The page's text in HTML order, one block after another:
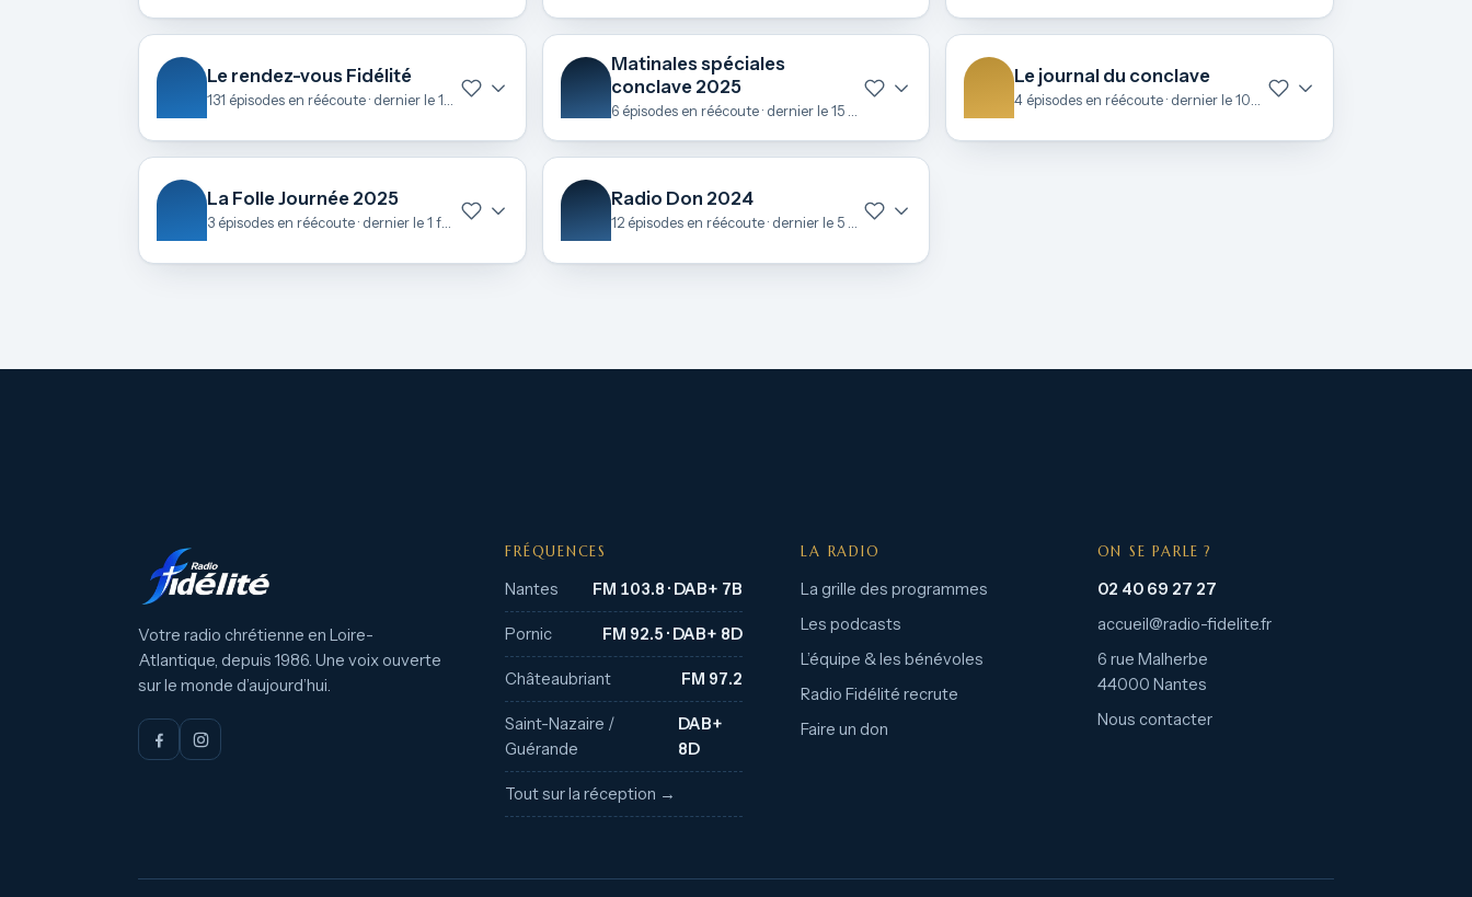
Le rendez-vous Fidélité
Matinales spéciales
conclave 2025
6 épisodes en réécoute · dernier le 15 mai
Le journal du conclave
La Folle Journée 2025 Radio Don 2024
Votre radio chrétienne en Loire-
Atlantique, depuis 1986. Une voix ouverte
sur le monde d’aujourd’hui.
FRÉQUENCES
Nantes FM 103.8 · DAB+ 7B
Pornic FM 92.5 · DAB+ 8D
Châteaubriant FM 97.2
Saint-Nazaire /
Guérande
DAB+
8D
Tout sur la réception →
LA RADIO
La grille des programmes
Les podcasts
L’équipe & les bénévoles
Radio Fidélité recrute
Faire un don
ON SE PARLE ?
02 40 69 27 27
accueil@radio-fidelite.fr
6 rue Malherbe
44000 Nantes
Nous contacter